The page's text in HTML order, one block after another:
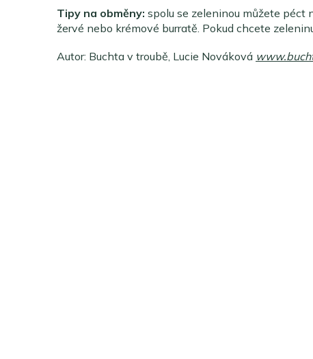
Tipy na obměny: spolu se zeleninou můžete péct
žervé nebo krémové burratě. Pokud chcete
Autor: Buchta v troubě, Lucie Nováková